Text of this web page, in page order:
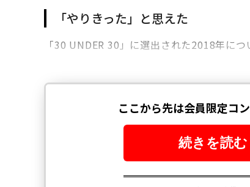
「やりきった」と思えた
「30 UNDER 30」に選出された2018年につ